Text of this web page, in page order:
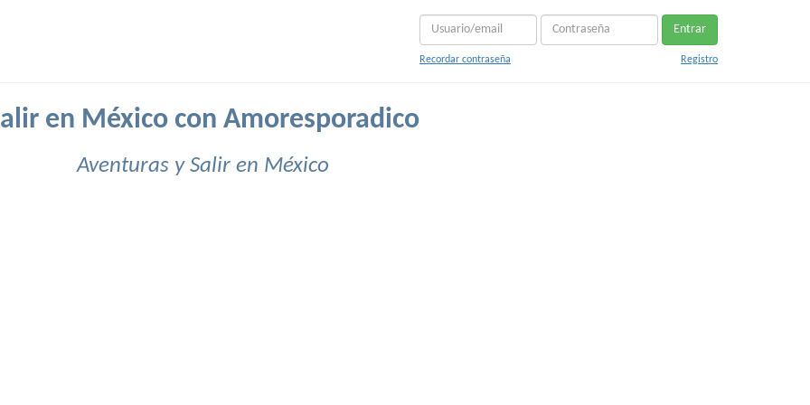
Entrar
Recordar contraseña Registro
en México con Amoresporadico
Aventuras y Salir en México